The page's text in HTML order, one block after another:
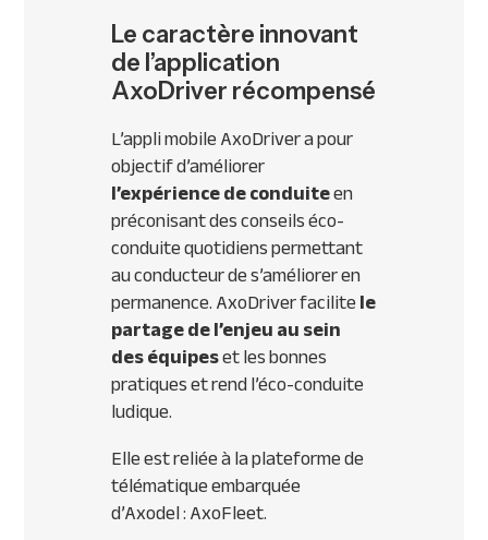
Le caractère innovant
de l’application
AxoDriver récompensé
L’appli mobile AxoDriver a pour
objectif d’améliorer
l’expérience de conduiteen
préconisant des conseils éco-
conduite quotidiens permettant
au conducteur de s’améliorer en
permanence. AxoDriver facilitele
partage de l’enjeu au sein
des équipeset les bonnes
pratiques et rend l’éco-conduite
ludique.
Elle est reliée à la plateforme de
télématique embarquée
d’Axodel : AxoFleet.